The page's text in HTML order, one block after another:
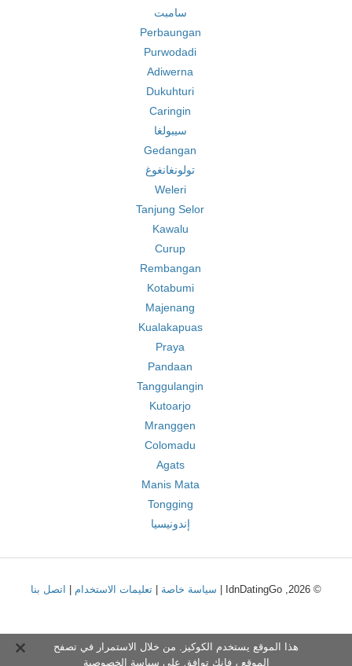
سامبت
Perbaungan
Purwodadi
Adiwerna
Dukuhturi
Caringin
سيبولغا
Gedangan
تولونغانغوغ
Weleri
Tanjung Selor
Kawalu
Curup
Rembangan
Kotabumi
Majenang
Kualakapuas
Praya
Pandaan
Tanggulangin
Kutoarjo
Mranggen
Colomadu
Agats
Manis Mata
Tongging
إندونيسيا
© 2026, IdnDatingGo | سياسة خاصة تعليمات الاستخدام اتصل بنا
هذا الموقع يستخدم الكوكيز. من خلال الاستمرار في تصفح
الموقع ، فإنك توافق على سياسة الخصوصية